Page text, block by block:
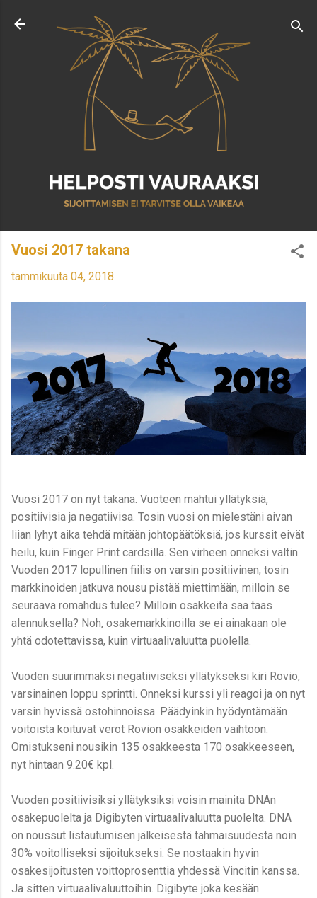
Vuosi 2017 takana
tammikuuta 04, 2018
Vuosi 2017 on nyt takana. Vuoteen mahtui yllätyksiä,
positiivisia ja negatiivisa. Tosin vuosi on mielestäni aivan
liian lyhyt aika tehdä mitään johtopäätöksiä, jos kurssit eivät
heilu, kuin Finger Print cardsilla. Sen virheen onneksi vältin.
Vuoden 2017 lopullinen fiilis on varsin positiivinen, tosin
markkinoiden jatkuva nousu pistää miettimään, milloin se
seuraava romahdus tulee? Milloin osakkeita saa taas
alennuksella? Noh, osakemarkkinoilla se ei ainakaan ole
yhtä odotettavissa, kuin virtuaalivaluutta puolella.
Vuoden suurimmaksi negatiiviseksi yllätykseksi kiri Rovio,
varsinainen loppu sprintti. Onneksi kurssi yli reagoi ja on nyt
varsin hyvissä ostohinnoissa. Päädyinkin hyödyntämään
voitoista koituvat verot Rovion osakkeiden vaihtoon.
Omistukseni nousikin 135 osakkeesta 170 osakkeeseen,
nyt hintaan 9.20€ kpl.
Vuoden positiivisiksi yllätyksiksi voisin mainita DNAn
osakepuolelta ja Digibyten virtuaalivaluutta puolelta. DNA
on noussut listautumisen jälkeisestä tahmaisuudesta noin
30% voitolliseksi sijoitukseksi. Se nostaakin hyvin
osakesijoitusten voittoprosenttia yhdessä Vincitin kanssa.
Ja sitten virtuaalivaluuttoihin. Digibyte joka kesään